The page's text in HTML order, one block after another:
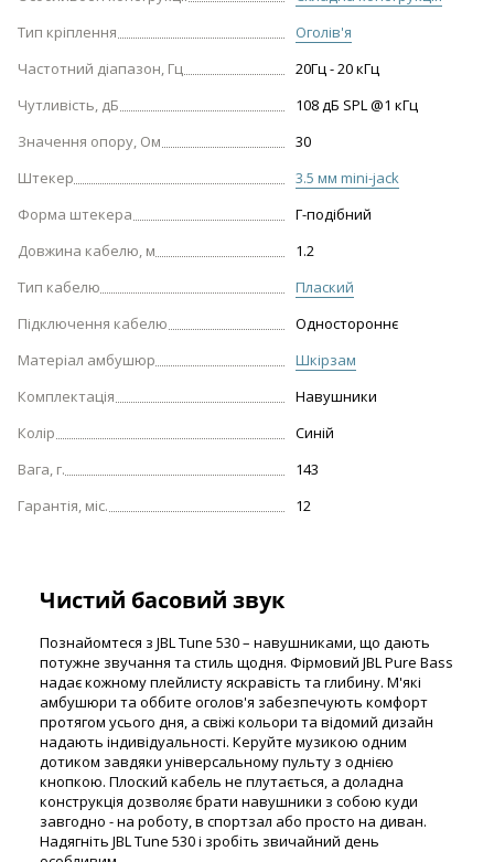
Тип кріплення
Оголів'я
Частотний діапазон, Гц
20Гц - 20 кГц
Чутливість, дБ
108 дБ SPL @1 кГц
Значення опору, Ом
30
Штекер
3.5 мм mini-jack
Форма штекера
Г-подібний
Довжина кабелю, м
1.2
Тип кабелю
Плаский
Підключення кабелю
Одностороннє
Матеріал амбушюр
Шкірзам
Комплектація
Навушники
Колір
Синій
Вага, г.
143
Гарантія, міс.
12
Чистий басовий звук
Познайомтеся з JBL Tune 530 – навушниками, що дають
потужне звучання та стиль щодня. Фірмовий JBL Pure Bass
надає кожному плейлисту яскравість та глибину. М'які
амбушюри та оббите оголов'я забезпечують комфорт
протягом усього дня, а свіжі кольори та відомий дизайн
надають індивідуальності. Керуйте музикою одним
дотиком завдяки універсальному пульту з однією
кнопкою. Плоский кабель не плутається, а доладна
конструкція дозволяє брати навушники з собою куди
завгодно - на роботу, в спортзал або просто на диван.
Надягніть JBL Tune 530 і зробіть звичайний день